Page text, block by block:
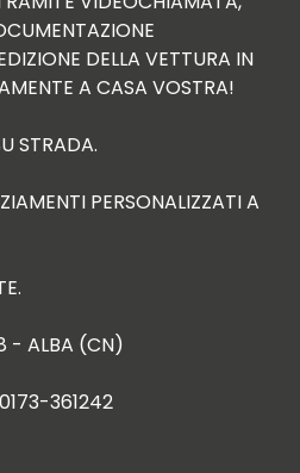
DELLA VETTURA IN
A CASA VOSTRA!
STRADA.
PERSONALIZZATI A
- ALBA (CN)
361242